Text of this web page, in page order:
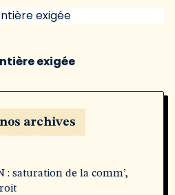
exigée
archives
: saturation de la comm’,